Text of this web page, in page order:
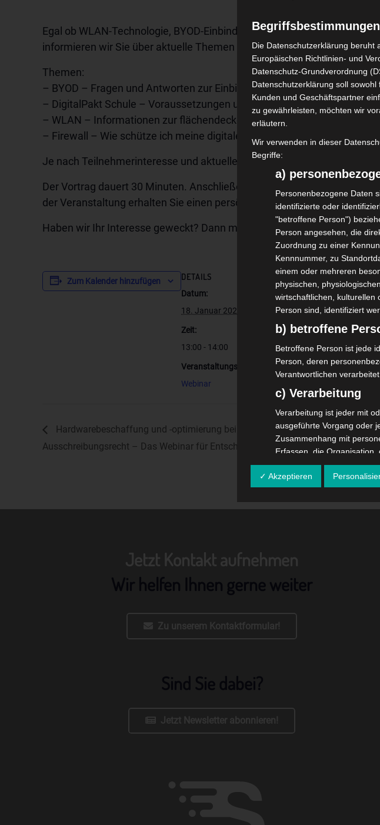
Egal ob WLAN-Technologie, BYOD-Einbindung, Firewalling oder
informieren wir Sie über aktuelle Themen rund um die digitale
Themen:
– BYOD – Fragen und Antworten zur Einbindung von schülereigenen
– DigitalPakt Schule – Voraussetzungen und Hürden beim Abrufen
– WLAN – Informationen zur flächendeckenden Ausstattung von
– Firewall – Wie schütze ich meine digitale Infrastruktur und meine
Je nach Teilnehmerinteresse und aktueller Relevanz können die
Der Vortrag dauert 30 Minuten. Anschließend haben Sie ausreichend
der Veranstaltung erhalten Sie einen persönlichen Teilnahmenachweis,
Haben wir Ihr Interesse geweckt? Dann melden Sie sich bitte
Zum Kalender hinzufügen DETAILS
Datum:
18. Januar 2021
Zeit:
13:00 - 14:00
Veranstaltungskategorie:
Webinar
Hardwarebeschaffung und -optimierung bei der Digitalisierung von
Ausschreibungsrecht – Das Webinar für Entscheidungsträger und Organisatoren
Jetzt Kontakt aufnehmen
Zu unserem Kontaktformular!
Jetzt Newsletter abonnieren!
Begriffsbestimmungen
Die Datenschutzerklärung beruht
Europäischen Richtlinien- und
Datenschutz-Grundverordnung
Datenschutzerklärung soll
Kunden und Geschäftspartner
zu gewährleisten, möchten wir
erläutern.
Wir verwenden in dieser
Begriffe:
a)
Personenbezogene Daten
identifizierte oder
"betroffene Person")
Person angesehen, die
Zuordnung zu einer
Kennnummer, zu
einem oder mehreren
physischen,
wirtschaftlichen, kulturellen
Person sind, identifiziert
b) betroffene
Betroffene Person ist jede
Person, deren
Verantwortlichen verarbeitet
c) Verarbeitung
Verarbeitung ist jeder mit
ausgeführte Vorgang oder
Zusammenhang mit
Erfassen, die
Anpassung oder
Verwendung, die
eine andere Form der
personenbezogener
einzuschränken.
Profiling ist jede Art der
personenbezogener
personenbezogenen Daten
persönliche Aspekte, die
bewerten, insbesondere,
wirtschaftlicher Lage,
Zuverlässigkeit, Verhalten,
natürlichen Person zu
f)
Pseudonymisierung ist die
technischen und
✓ Akzeptieren